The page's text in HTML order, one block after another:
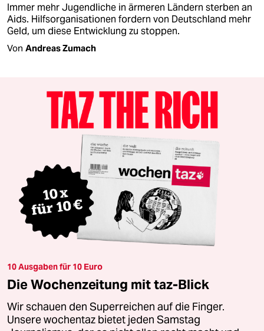
Immer mehr Jugendliche in ärmeren Ländern sterben an
Aids. Hilfsorganisationen fordern von Deutschland mehr
Geld, um diese Entwicklung zu stoppen.
Von Andreas Zumach
10 Ausgaben für 10 Euro
Die Wochenzeitung mit taz-Blick
Wir schauen den Superreichen auf die Finger.
Unsere wochentaz bietet jeden Samstag